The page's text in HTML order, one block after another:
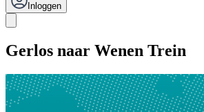
Inloggen
Gerlos naar Wenen Trein